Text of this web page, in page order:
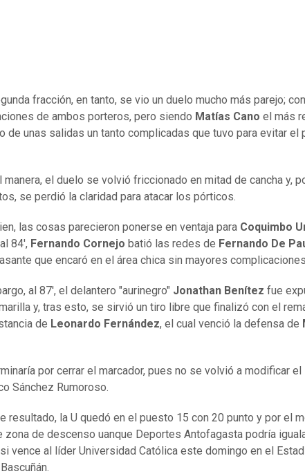
fracción, en tanto, se vio un duelo mucho más parejo; con
de ambos porteros, pero siendo Matías Cano el más
de unas salidas un tanto complicadas que tuvo para evitar el
manera, el duelo se volvió friccionado en mitad de cancha y,
se perdió la claridad para atacar los pórticos.
las cosas parecieron ponerse en ventaja para Coquimbo
84', Fernando Cornejo batió las redes de Fernando De
que encaró en el área chica sin mayores
al 87', el delantero "aurinegro" Jonathan Benítez fue
y, tras esto, se sirvió un tiro libre que finalizó con el
de Leonardo Fernández, el cual venció la defensa de
por cerrar el marcador, pues no se volvió a modificar el
Sánchez Rumoroso.
resultado, la U quedó en el puesto 15 con 20 punto y por el
zona de descenso uanque Deportes Antofagasta podría
vence al líder Universidad Católica este domingo en el